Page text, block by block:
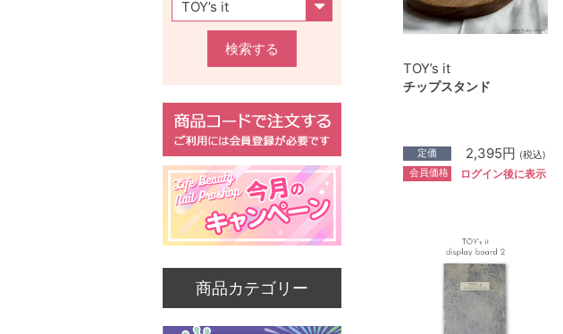
TOY’s it
チップスタンド
定価 2,395円 (税込)
会員価格 ログイン後に表示
検索する
商品カテゴリー